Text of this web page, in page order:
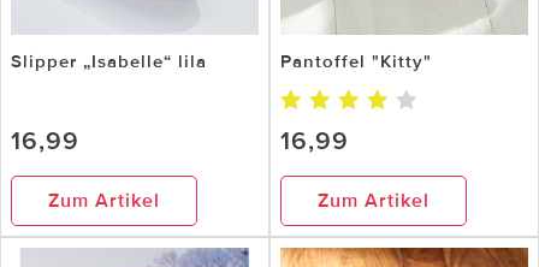
Slipper „Isabelle“ lila
16,99
Zum Artikel
Pantoffel "Kitty"
16,99
Zum Artikel